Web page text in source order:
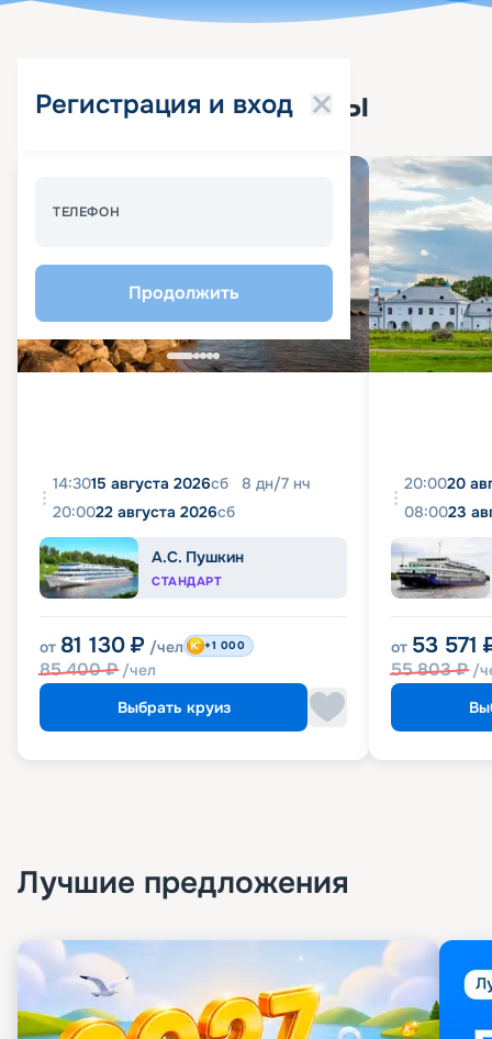
Регистрация и вход
ТЕЛЕФОН
Продолжить
Популярные круизы
14:3015 августа 2026сб 8 дн/7 нч
20:0022 августа 2026сб
А.С. Пушкин
СТАНДАРТ
от 81 130 ₽ /чел
85 400₽ /чел
+1 000
Выбрать круиз
20:0020
08:0023
от 53 571
55 803₽ /
Лучшие предложения